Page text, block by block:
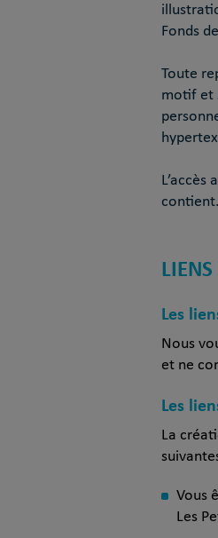
Fonds
Toute
motif et
contient.
Les
Nous
et ne
Les
La
Vous
Les